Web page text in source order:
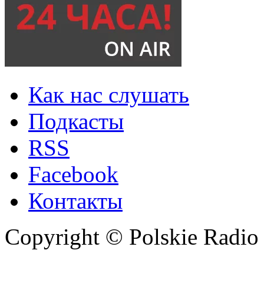
Как нас слушать
Подкасты
RSS
Facebook
Контакты
Copyright © Polskie